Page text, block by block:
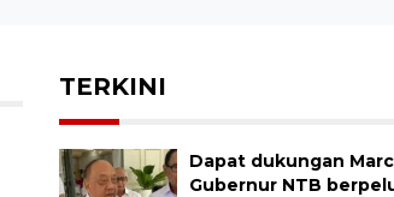
TERKINI
Dapat dukungan
Gubernur NTB